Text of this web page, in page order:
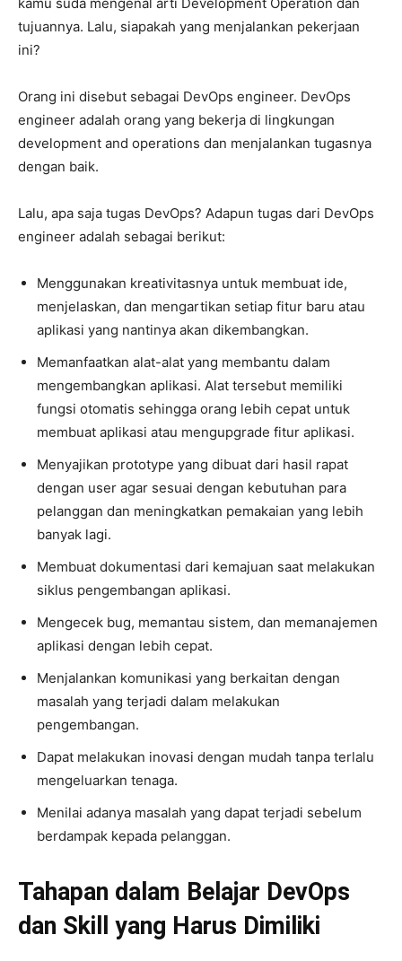
tujuannya. Lalu, siapakah yang menjalankan pekerjaan
ini?
Orang ini disebut sebagai DevOps engineer. DevOps
engineer adalah orang yang bekerja di lingkungan
development and operations dan menjalankan tugasnya
dengan baik.
Lalu, apa saja tugas DevOps? Adapun tugas dari DevOps
engineer adalah sebagai berikut:
Menggunakan kreativitasnya untuk membuat ide,
menjelaskan, dan mengartikan setiap fitur baru atau
aplikasi yang nantinya akan dikembangkan.
Memanfaatkan alat-alat yang membantu dalam
mengembangkan aplikasi. Alat tersebut memiliki
fungsi otomatis sehingga orang lebih cepat untuk
membuat aplikasi atau mengupgrade fitur aplikasi.
Menyajikan prototype yang dibuat dari hasil rapat
dengan user agar sesuai dengan kebutuhan para
pelanggan dan meningkatkan pemakaian yang lebih
banyak lagi.
Membuat dokumentasi dari kemajuan saat melakukan
siklus pengembangan aplikasi.
Mengecek bug, memantau sistem, dan memanajemen
aplikasi dengan lebih cepat.
Menjalankan komunikasi yang berkaitan dengan
masalah yang terjadi dalam melakukan
pengembangan.
Dapat melakukan inovasi dengan mudah tanpa terlalu
mengeluarkan tenaga.
Menilai adanya masalah yang dapat terjadi sebelum
berdampak kepada pelanggan.
Tahapan dalam Belajar DevOps
dan Skill yang Harus Dimiliki